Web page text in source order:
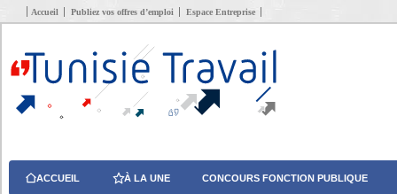
Accueil Publiez vos offres d’emploi Espace Entreprise
ACCUEIL À LA UNE CONCOURS FONCTION PUBLIQUE